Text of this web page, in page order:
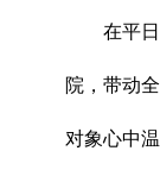
在平
院，带动
对象心中